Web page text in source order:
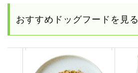
おすすめドッグフードを見る